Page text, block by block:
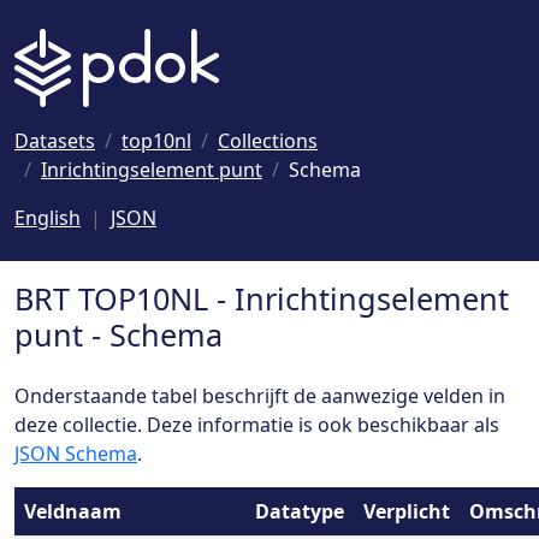
Datasets top10nl
Collections
Inrichtingselement punt
Schema
English
JSON
BRT TOP10NL - Inrichtingselement
punt - Schema
Onderstaande tabel beschrijft de aanwezige velden in
deze collectie. Deze informatie is ook beschikbaar als
JSON Schema.
Veldnaam Datatype Verplicht